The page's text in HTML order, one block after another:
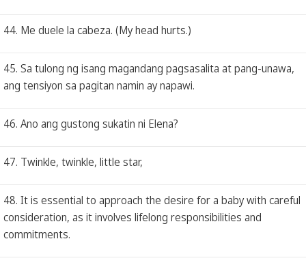
44. Me duele la cabeza. (My head hurts.)
45. Sa tulong ng isang magandang pagsasalita at pang-unawa,
ang tensiyon sa pagitan namin ay napawi.
46. Ano ang gustong sukatin ni Elena?
47. Twinkle, twinkle, little star,
48. It is essential to approach the desire for a baby with careful
consideration, as it involves lifelong responsibilities and
commitments.